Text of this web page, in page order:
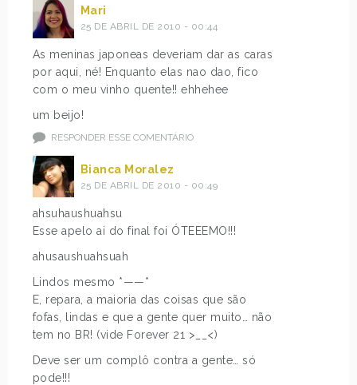
Mari
25 DE ABRIL DE 2010 - 00:44
As meninas japoneas deveriam dar as caras
por aqui, né! Enquanto elas nao dao, fico
com o meu vinho quente!! ehhehee
um beijo!
RESPONDER ESSE COMENTÁRIO
Bianca Moralez
25 DE ABRIL DE 2010 - 00:49
ahsuhaushuahsu
Esse apelo ai do final foi ÓTEEEMO!!!
ahusaushuahsuah
Lindos mesmo *——*
E, repara, a maioria das coisas que são
fofas, lindas e que a gente quer muito… não
tem no BR! (vide Forever 21 >__<)
Deve ser um complô contra a gente… só
pode!!!